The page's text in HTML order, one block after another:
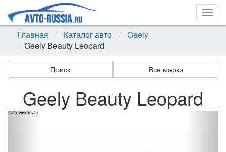
Главная
Каталог авто
Geely
Geely Beauty Leopard
Поиск Все марки
Geely Beauty Leopard
Назад